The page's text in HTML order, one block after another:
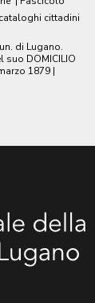
cittadini
di Lugano.
suo DOMICILIO
1879 |